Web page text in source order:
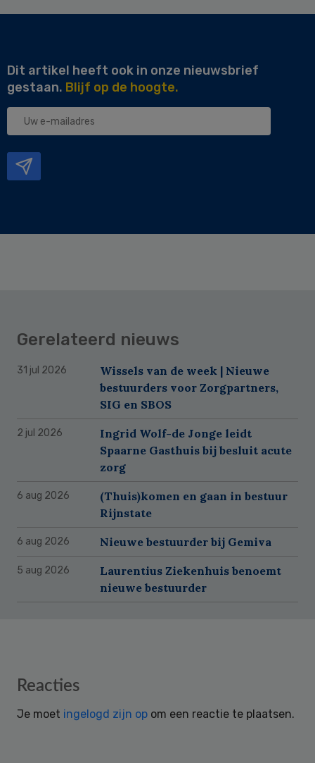
Dit artikel heeft ook in onze nieuwsbrief
gestaan. Blijf op de hoogte.
Uw
Gerelateerd nieuws
31 jul 2026
Wissels van de week | Nieuwe
bestuurders voor Zorgpartners,
SIG en SBOS
2 jul 2026
Ingrid Wolf-de Jonge leidt
Spaarne Gasthuis bij besluit acute
zorg
6 aug 2026
(Thuis)komen en gaan in bestuur
Rijnstate
6 aug 2026 Nieuwe bestuurder bij Gemiva
5 aug 2026
Laurentius Ziekenhuis benoemt
nieuwe bestuurder
Reader
Reacties
Je moet ingelogd zijn op om een reactie te plaatsen.